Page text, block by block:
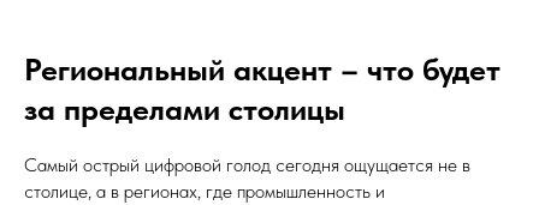
Региональный акцент – что будет
за пределами столицы
Самый острый цифровой голод сегодня ощущается не в
столице, а в регионах, где промышленность и